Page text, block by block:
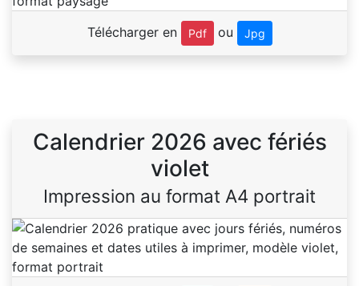
Télécharger en Pdf ou Jpg
Calendrier 2026 avec fériés
violet
Impression au format A4 portrait